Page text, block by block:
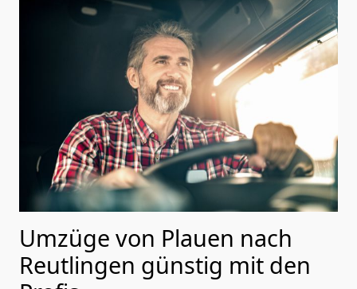
Umzüge von Plauen nach
Reutlingen günstig mit den